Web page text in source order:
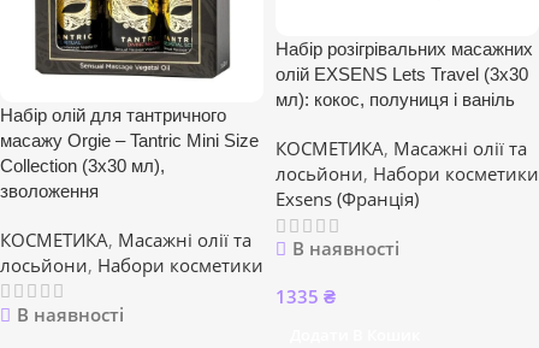
Набір олій для тантричного
масажу Orgie – Tantric Mini Size
Collection (3х30 мл),
зволоження
КОСМЕТИКА, Масажні олії та
лосьйони, Набори косметики
В наявності
Набір розігрівальних масажних
олій EXSENS Lets Travel (3х30
мл): кокос, полуниця і ваніль
КОСМЕТИКА, Масажні олії та
лосьйони, Набори косметики
Exsens (Франція)
В наявності
1335 ₴